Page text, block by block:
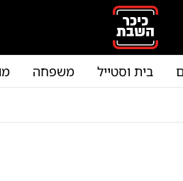
בית וסטייל משפחה